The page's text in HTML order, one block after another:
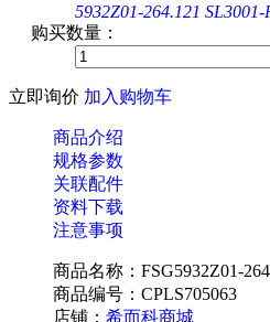
5932Z01-264.121
购买数量：
立即询价 加入购物车
商品介绍
规格参数
关联配件
资料下载
注意事项
商品名称：FSG5932Z01-
商品编号：CPLS705063
店铺： 希而科商城